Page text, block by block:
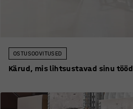
OSTUSOOVITUSED
Kärud, mis lihtsustavad sinu tööd